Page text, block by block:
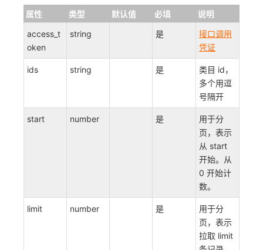
属性 类型 默认值 必填
说明
access_t
oken
string 是
接口调用
凭证
ids string 是
类目 id，
多个用逗
号隔开
start number 是
用于分
页，表示
从 start
开始。从
0 开始计
数。
limit number 是
用于分
页，表示
拉取 limit